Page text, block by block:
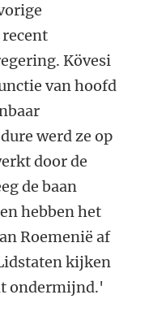
Kövesi
van hoofd
werd ze op
door de
de baan
hebben het
Roemenië af
kijken
ondermijnd.'